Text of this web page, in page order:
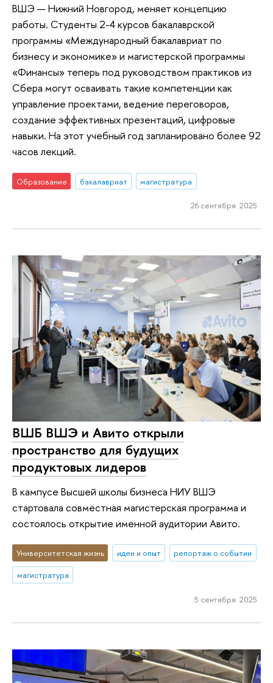
ВШЭ — Нижний Новгород, меняет концепцию
работы. Студенты 2-4 курсов бакалаврской
программы «Международный бакалавриат по
бизнесу и экономике» и магистерской программы
«Финансы» теперь под руководством практиков из
Сбера могут осваивать такие компетенции как
управление проектами, ведение переговоров,
создание эффективных презентаций, цифровые
навыки. На этот учебный год запланировано более 92
часов лекций.
Образование бакалавриат магистратура
26 сентября 2025
ВШБ ВШЭ и Авито открыли
пространство для будущих
продуктовых лидеров
В кампусе Высшей школы бизнеса НИУ ВШЭ
стартовала совместная магистерская программа и
состоялось открытие именной аудитории Авито.
Университетская жизнь идеи и опыт
репортаж о событии
магистратура
5 сентября 2025